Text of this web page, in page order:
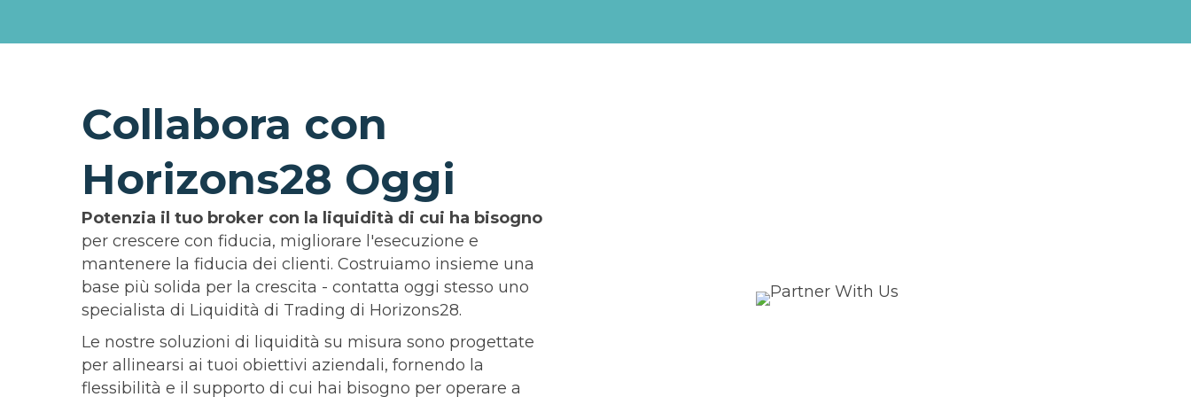
Collabora con
Horizons28 Oggi
Potenzia il tuo broker con la liquidità di cui ha bisogno
per crescere con fiducia, migliorare l'esecuzione e
mantenere la fiducia dei clienti. Costruiamo insieme una
base più solida per la crescita - contatta oggi stesso uno
specialista di Liquidità di Trading di Horizons28.
Le nostre soluzioni di liquidità su misura sono progettate
per allinearsi ai tuoi obiettivi aziendali, fornendo la
flessibilità e il supporto di cui hai bisogno per operare a